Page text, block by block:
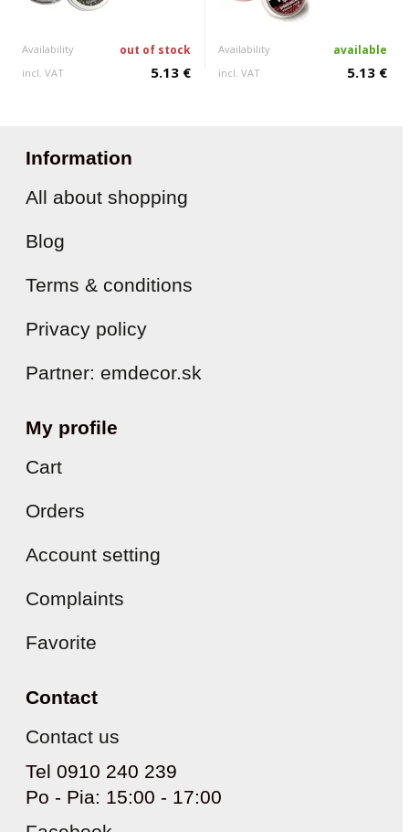
Availability out of stock
incl. VAT 5.13 €
Availability available
incl. VAT 5.13 €
Information
All about shopping
Blog
Terms & conditions
Privacy policy
Partner: emdecor.sk
My profile
Cart
Orders
Account setting
Complaints
Favorite
Contact
Contact us
Tel 0910 240 239
Po - Pia: 15:00 - 17:00